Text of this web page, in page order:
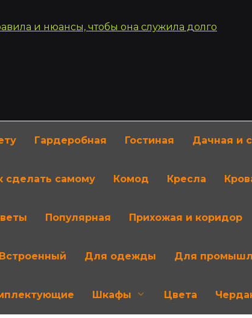
Гардеробная Гостиная Дачная и
сделать самому Комод Кресла
Популярная Прихожая и коридор
Встроенный Для одежды Для
Шкафы Цвета